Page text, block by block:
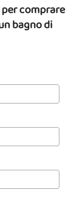
per comprare
bagno di